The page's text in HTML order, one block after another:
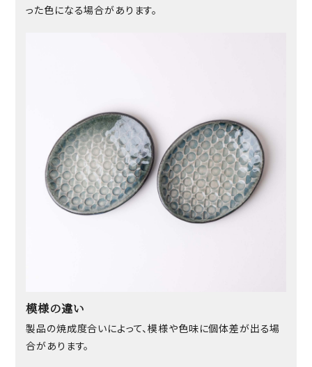
った色になる場合があります。
模様の違い
製品の焼成度合いによって、模様や色味に個体差が出る場
合があります。